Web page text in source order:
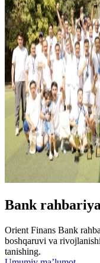
Bank
Orient Finans Bank
boshqaruvi va
tanishing.